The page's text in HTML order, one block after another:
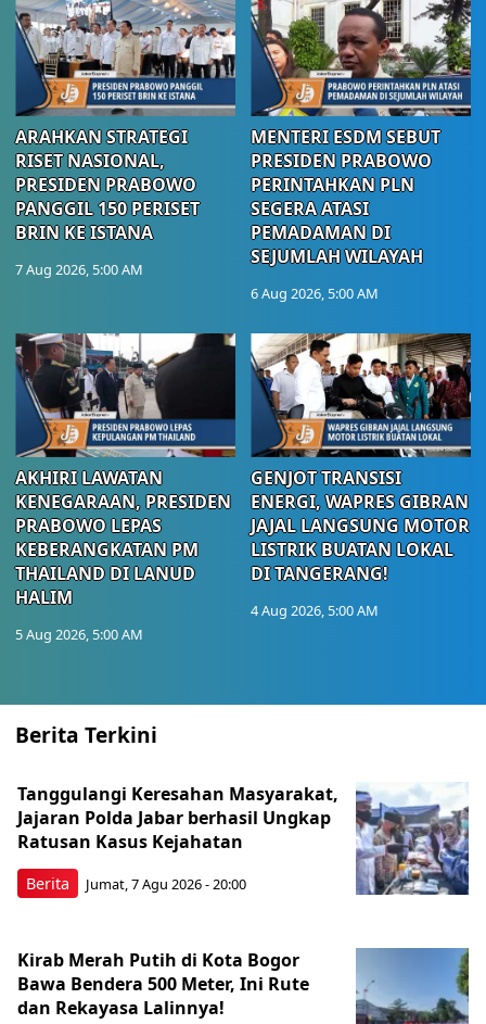
ARAHKAN STRATEGI
RISET NASIONAL,
PRESIDEN PRABOWO
PANGGIL 150 PERISET
BRIN KE ISTANA
7 Aug 2026, 5:00 AM
MENTERI ESDM SEBUT
PRESIDEN PRABOWO
PERINTAHKAN PLN
SEGERA ATASI
PEMADAMAN DI
SEJUMLAH WILAYAH
6 Aug 2026, 5:00 AM
AKHIRI LAWATAN
KENEGARAAN, PRESIDEN
PRABOWO LEPAS
KEBERANGKATAN PM
THAILAND DI LANUD
HALIM
5 Aug 2026, 5:00 AM
GENJOT TRANSISI
ENERGI, WAPRES GIBRAN
JAJAL LANGSUNG MOTOR
LISTRIK BUATAN LOKAL
DI TANGERANG!
4 Aug 2026, 5:00 AM
Berita Terkini
Berita
Tanggulangi Keresahan Masyarakat,
Jajaran Polda Jabar berhasil Ungkap
Ratusan Kasus Kejahatan
Jumat, 7 Agu 2026 - 20:00
Kirab Merah Putih di Kota Bogor
Bawa Bendera 500 Meter, Ini Rute
dan Rekayasa Lalinnya!